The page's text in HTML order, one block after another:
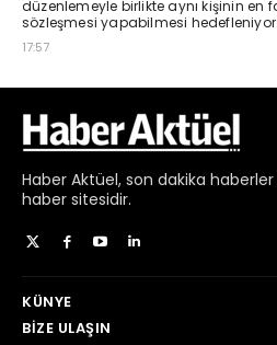
Haber Aktüel, son dakika haberler
haber sitesidir.
KÜNYE
BIZE ULAŞIN